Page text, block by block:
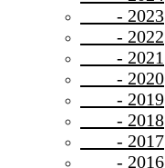
- 2023
- 2022
- 2021
- 2020
- 2019
- 2018
- 2017
- 2016